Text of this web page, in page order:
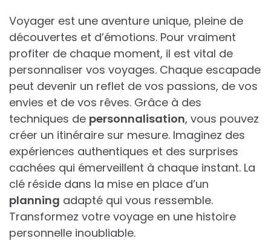
Voyager est une aventure unique, pleine de
découvertes et d’émotions. Pour vraiment
profiter de chaque moment, il est vital de
personnaliser vos voyages. Chaque escapade
peut devenir un reflet de vos passions, de vos
envies et de vos rêves. Grâce à des
techniques de personnalisation, vous pouvez
créer un itinéraire sur mesure. Imaginez des
expériences authentiques et des surprises
cachées qui émerveillent à chaque instant. La
clé réside dans la mise en place d’un
planning adapté qui vous ressemble.
Transformez votre voyage en une histoire
personnelle inoubliable.